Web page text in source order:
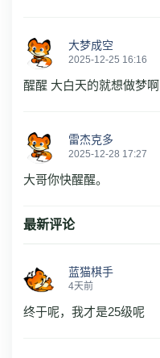
大梦成空
2025-12-25 16:16
醒醒 大白天的就想做梦啊
雷杰克多
2025-12-28 17:27
大哥你快醒醒。
最新评论
蓝猫棋手
4天前
终于呢，我才是25级呢